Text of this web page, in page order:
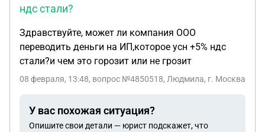
ндс стали?
Здравствуйте, может ли компания ООО
переводить деньги на ИП,которое усн +5% ндс
стали?и чем это горозит или не грозит
08 февраля, 13:48, вопрос №4850518, Людмила, г. Москва
У вас похожая ситуация?
Опишите свои детали — юрист подскажет, что